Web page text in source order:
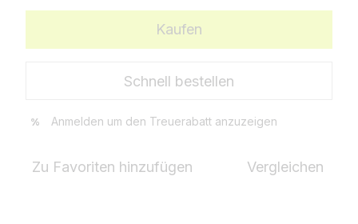
Kaufen
Schnell bestellen
% Anmelden um den Treuerabatt anzuzeigen
Zu Favoriten hinzufügen Vergleichen